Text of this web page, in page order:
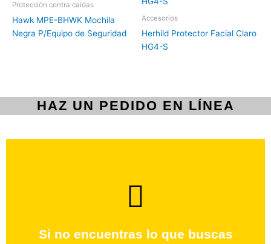
Protección contra caídas
Hawk MPE-BHWK Mochila
Negra P/Equipo de Seguridad
Accesorios
Herhild Protector Facial Claro
HG4-S
HAZ UN PEDIDO EN LÍNEA
Si no encuentras lo que buscas
Haz tu pedido